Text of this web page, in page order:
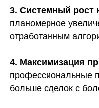
3. Системный рост
планомерное
отработанным
4. Максимизация
профессиональные
больше сделок с